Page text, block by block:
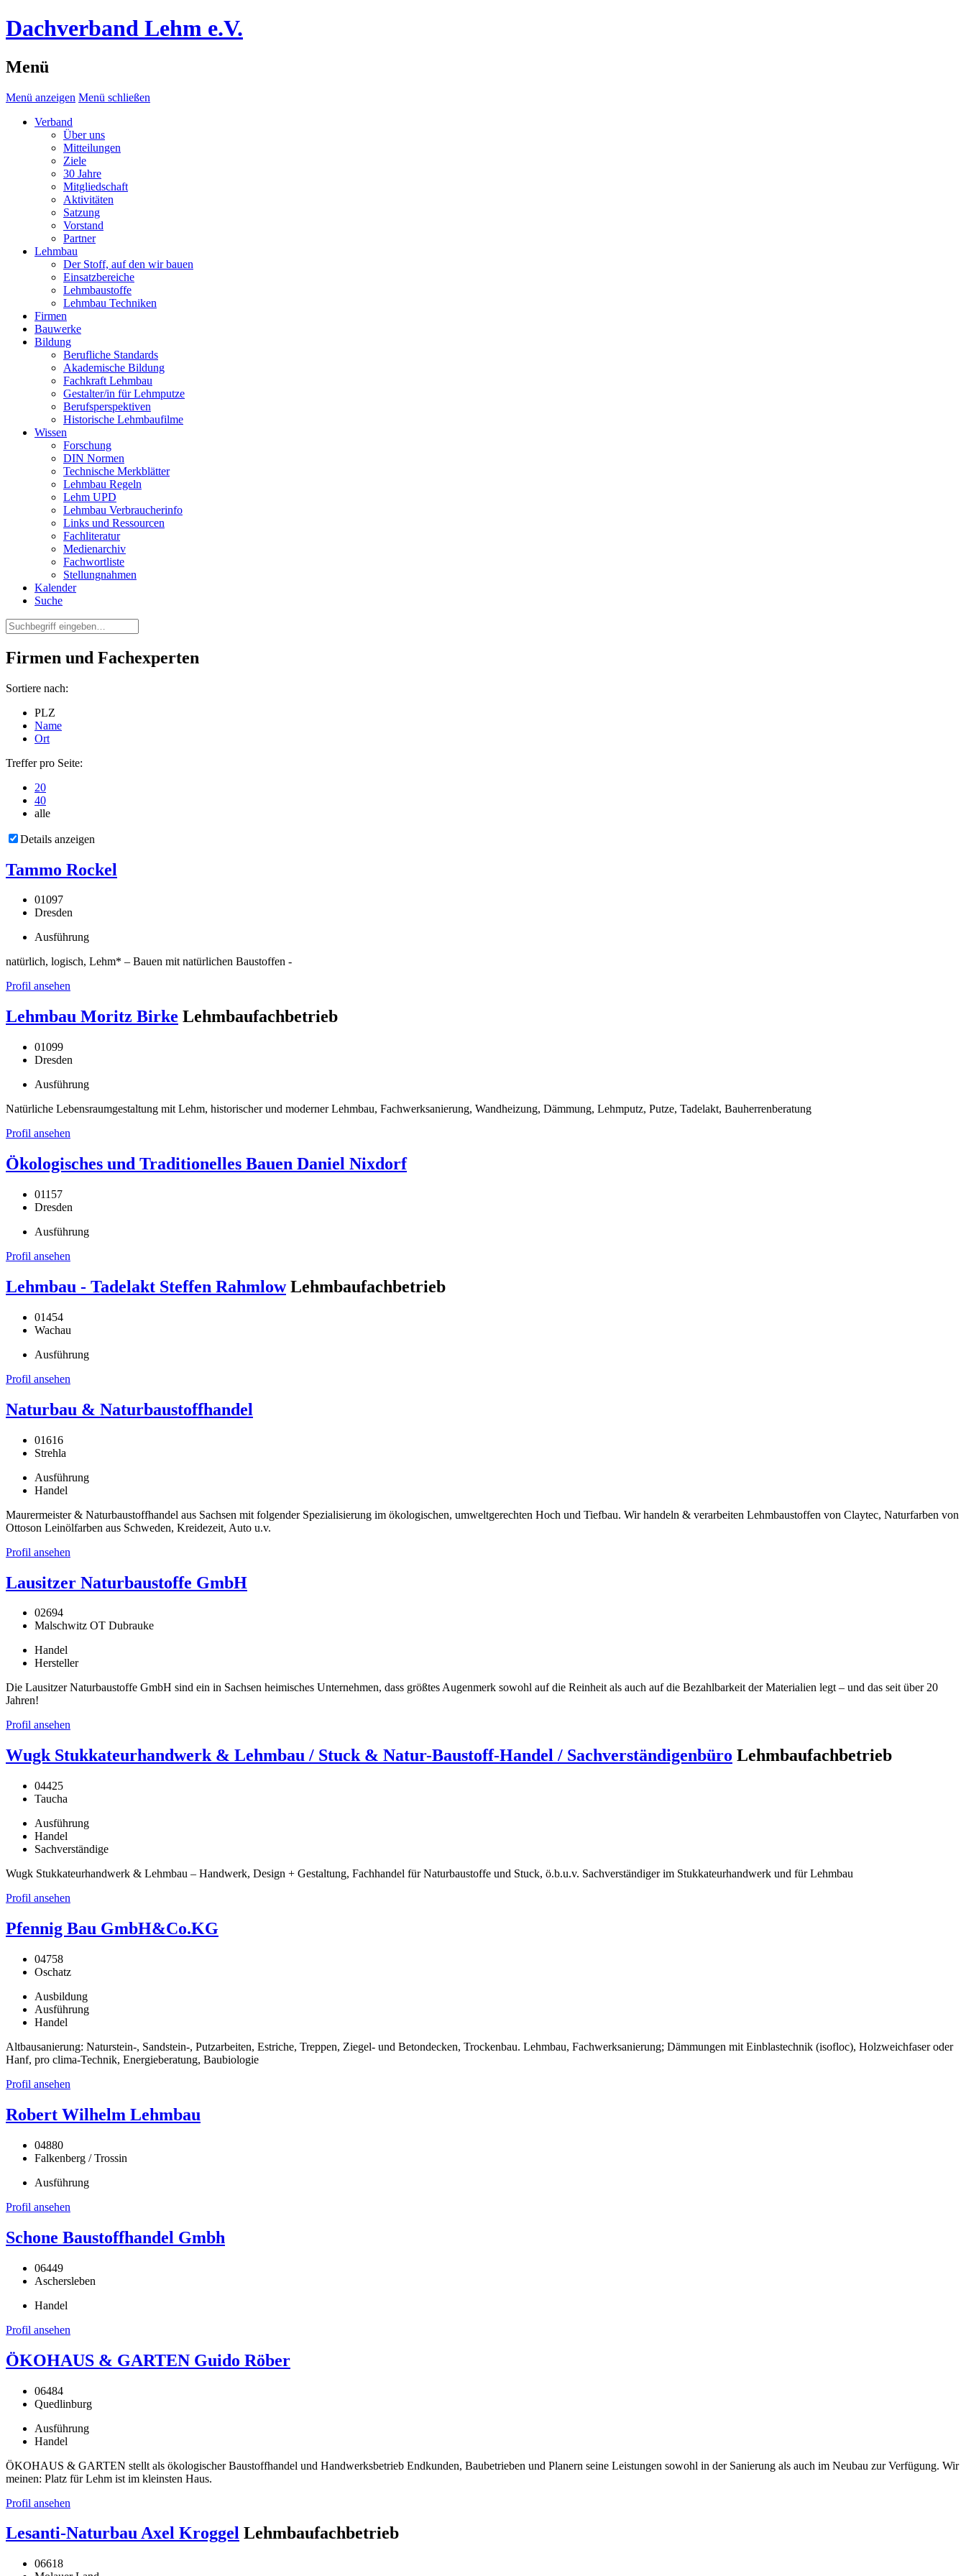
Dachverband Lehm e.V.
Menü
Menü anzeigen Menü schließen
Verband
Über uns
Mitteilungen
Ziele
30 Jahre
Mitgliedschaft
Aktivitäten
Satzung
Vorstand
Partner
Lehmbau
Der Stoff, auf den wir bauen
Einsatzbereiche
Lehmbaustoffe
Lehmbau Techniken
Firmen
Bauwerke
Bildung
Berufliche Standards
Akademische Bildung
Fachkraft Lehmbau
Gestalter/in für Lehmputze
Berufsperspektiven
Historische Lehmbaufilme
Wissen
Forschung
DIN Normen
Technische Merkblätter
Lehmbau Regeln
Lehm UPD
Lehmbau Verbraucherinfo
Links und Ressourcen
Fachliteratur
Medienarchiv
Fachwortliste
Stellungnahmen
Kalender
Suche
Firmen und Fachexperten
Sortiere nach:
PLZ
Name
Ort
Treffer pro Seite:
20
40
alle
Details anzeigen
Tammo Rockel
01097
Dresden
Ausführung
natürlich, logisch, Lehm* – Bauen mit natürlichen Baustoffen -
Profil ansehen
Lehmbau Moritz Birke Lehmbaufachbetrieb
01099
Dresden
Ausführung
Natürliche Lebensraumgestaltung mit Lehm, historischer und moderner Lehmbau, Fachwerksanierung, Wandheizung, Dämmung, Lehmputz, Putze, Tadelakt, Bauherrenberatung
Profil ansehen
Ökologisches und Traditionelles Bauen Daniel Nixdorf
01157
Dresden
Ausführung
Profil ansehen
Lehmbau - Tadelakt Steffen Rahmlow Lehmbaufachbetrieb
01454
Wachau
Ausführung
Profil ansehen
Naturbau & Naturbaustoffhandel
01616
Strehla
Ausführung
Handel
Maurermeister & Naturbaustoffhandel aus Sachsen mit folgender Spezialisierung im ökologischen, umweltgerechten Hoch und Tiefbau. Wir handeln & verarbeiten Lehmbaustoffen von Claytec, Naturfarben von
Ottoson Leinölfarben aus Schweden, Kreidezeit, Auto u.v.
Profil ansehen
Lausitzer Naturbaustoffe GmbH
02694
Malschwitz OT Dubrauke
Handel
Hersteller
Die Lausitzer Naturbaustoffe GmbH sind ein in Sachsen heimisches Unternehmen, dass größtes Augenmerk sowohl auf die Reinheit als auch auf die Bezahlbarkeit der Materialien legt – und das seit über 20
Jahren!
Profil ansehen
Wugk Stukkateurhandwerk & Lehmbau / Stuck & Natur-Baustoff-Handel / Sachverständigenbüro Lehmbaufachbetrieb
04425
Taucha
Ausführung
Handel
Sachverständige
Wugk Stukkateurhandwerk & Lehmbau – Handwerk, Design + Gestaltung, Fachhandel für Naturbaustoffe und Stuck, ö.b.u.v. Sachverständiger im Stukkateurhandwerk und für Lehmbau
Profil ansehen
Pfennig Bau GmbH&Co.KG
04758
Oschatz
Ausbildung
Ausführung
Handel
Altbausanierung: Naturstein-, Sandstein-, Putzarbeiten, Estriche, Treppen, Ziegel- und Betondecken, Trockenbau. Lehmbau, Fachwerksanierung; Dämmungen mit Einblastechnik (isofloc), Holzweichfaser oder
Hanf, pro clima-Technik, Energieberatung, Baubiologie
Profil ansehen
Robert Wilhelm Lehmbau
04880
Falkenberg / Trossin
Ausführung
Profil ansehen
Schone Baustoffhandel Gmbh
06449
Aschersleben
Handel
Profil ansehen
ÖKOHAUS & GARTEN Guido Röber
06484
Quedlinburg
Ausführung
Handel
ÖKOHAUS & GARTEN stellt als ökologischer Baustoffhandel und Handwerksbetrieb Endkunden, Baubetrieben und Planern seine Leistungen sowohl in der Sanierung als auch im Neubau zur Verfügung. Wir
meinen: Platz für Lehm ist im kleinsten Haus.
Profil ansehen
Lesanti-Naturbau Axel Kroggel Lehmbaufachbetrieb
06618